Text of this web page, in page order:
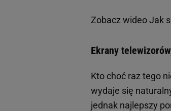
Zobacz wideoJak
Ekrany
Kto choć raz tego
wydaje się
jednak najlepszy